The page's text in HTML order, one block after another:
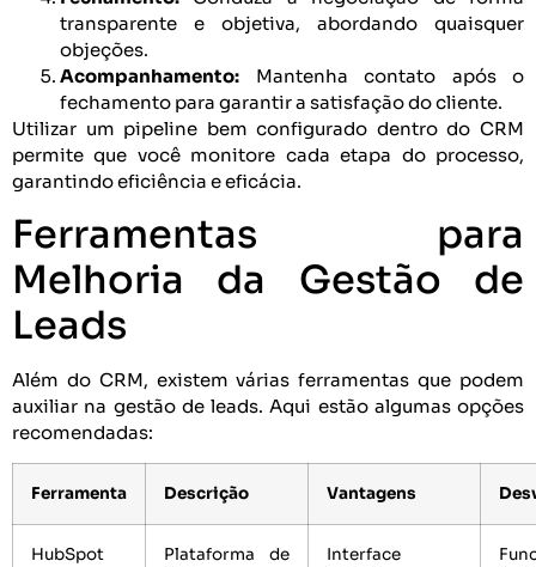
transparente e objetiva, abordando quaisquer
objeções.
Acompanhamento: Mantenha contato após o
fechamento para garantir a satisfação do cliente.
Utilizar um pipeline bem configurado dentro do CRM
permite que você monitore cada etapa do processo,
garantindo eficiência e eficácia.
Ferramentas para
Melhoria da Gestão de
Leads
Além do CRM, existem várias ferramentas que podem
auxiliar na gestão de leads. Aqui estão algumas opções
recomendadas:
Ferramenta Descrição Vantagens
HubSpot
Plataforma de
Interface